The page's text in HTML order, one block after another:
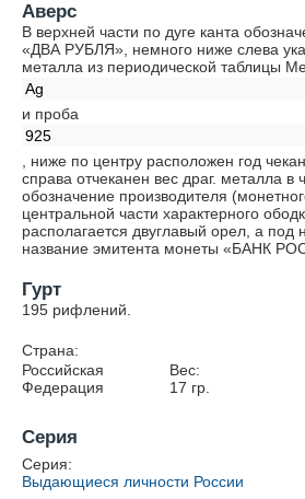
Аверс
В верхней части по дуге канта
«ДВА РУБЛЯ», немного ниже слева
металла из периодической таблицы
Ag
и проба
925
, ниже по центру расположен год
справа отчеканен вес драг. металла в
обозначение производителя
центральной части характерного
располагается двуглавый орел, а под
название эмитента монеты «БАНК
Гурт
195 рифлений.
Страна:
Российская
Федерация
Вес:
17 гр.
Серия
Серия:
Выдающиеся личности России